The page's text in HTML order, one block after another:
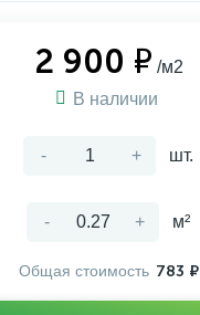
2 900 ₽ /м2
В наличии
- + шт.
- + м²
Общая стоимость 783 ₽